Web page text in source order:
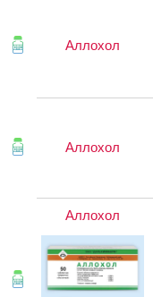
Аллохол
Аллохол
Аллохол